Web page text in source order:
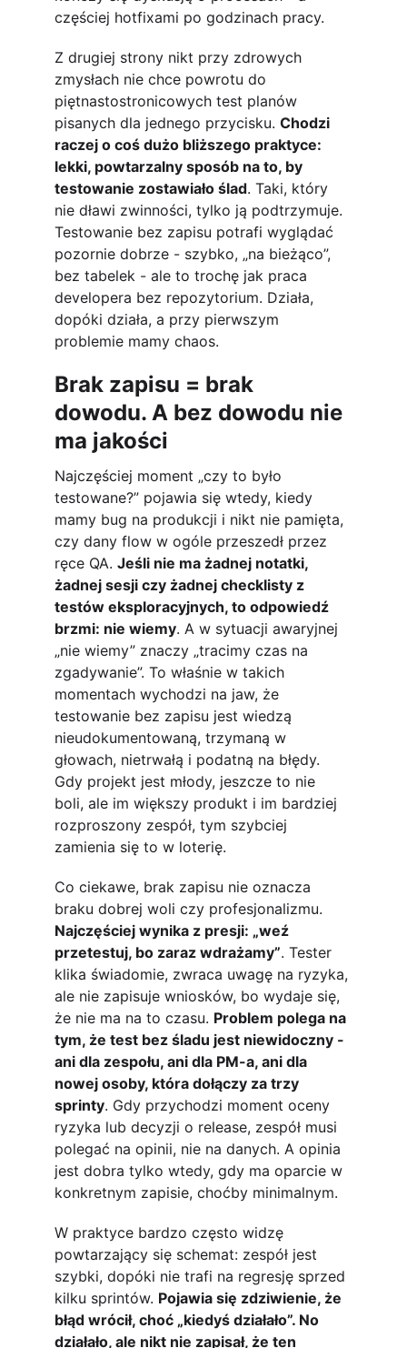
częściej hotfixami po godzinach pracy.
Z drugiej strony nikt przy zdrowych
zmysłach nie chce powrotu do
piętnastostronicowych test planów
pisanych dla jednego przycisku. Chodzi
raczej o coś dużo bliższego praktyce:
lekki, powtarzalny sposób na to, by
testowanie zostawiało ślad. Taki, który
nie dławi zwinności, tylko ją podtrzymuje.
Testowanie bez zapisu potrafi wyglądać
pozornie dobrze - szybko, „na bieżąco”,
bez tabelek - ale to trochę jak praca
developera bez repozytorium. Działa,
dopóki działa, a przy pierwszym
problemie mamy chaos.
Brak zapisu = brak
dowodu. A bez dowodu nie
ma jakości
Najczęściej moment „czy to było
testowane?” pojawia się wtedy, kiedy
mamy bug na produkcji i nikt nie pamięta,
czy dany flow w ogóle przeszedł przez
ręce QA. Jeśli nie ma żadnej notatki,
żadnej sesji czy żadnej checklisty z
testów eksploracyjnych, to odpowiedź
brzmi: nie wiemy. A w sytuacji awaryjnej
„nie wiemy” znaczy „tracimy czas na
zgadywanie”. To właśnie w takich
momentach wychodzi na jaw, że
testowanie bez zapisu jest wiedzą
nieudokumentowaną, trzymaną w
głowach, nietrwałą i podatną na błędy.
Gdy projekt jest młody, jeszcze to nie
boli, ale im większy produkt i im bardziej
rozproszony zespół, tym szybciej
zamienia się to w loterię.
Co ciekawe, brak zapisu nie oznacza
braku dobrej woli czy profesjonalizmu.
Najczęściej wynika z presji: „weź
przetestuj, bo zaraz wdrażamy”. Tester
klika świadomie, zwraca uwagę na ryzyka,
ale nie zapisuje wniosków, bo wydaje się,
że nie ma na to czasu. Problem polega na
tym, że test bez śladu jest niewidoczny -
ani dla zespołu, ani dla PM-a, ani dla
nowej osoby, która dołączy za trzy
sprinty. Gdy przychodzi moment oceny
ryzyka lub decyzji o release, zespół musi
polegać na opinii, nie na danych. A opinia
jest dobra tylko wtedy, gdy ma oparcie w
konkretnym zapisie, choćby minimalnym.
W praktyce bardzo często widzę
powtarzający się schemat: zespół jest
szybki, dopóki nie trafi na regresję sprzed
kilku sprintów. Pojawia się zdziwienie, że
błąd wrócił, choć „kiedyś działało”. No
działało, ale nikt nie zapisał, że ten